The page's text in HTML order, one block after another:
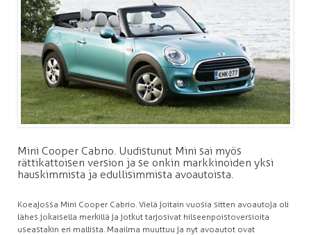
Mini Cooper Cabrio. Uudistunut Mini sai myös
rättikattoisen version ja se onkin markkinoiden yksi
hauskimmista ja edullisimmista avoautoista.
Koeajossa Mini Cooper Cabrio. Vielä joitain vuosia sitten avoautoja oli
lähes jokaisella merkillä ja jotkut tarjosivat hilseenpoistoversioita
useastakin eri mallista. Maailma muuttuu ja nyt avoautot ovat